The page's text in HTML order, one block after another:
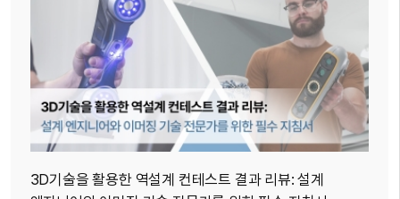
3D기술을 활용한 역설계 컨테스트 결과 리뷰: 설계